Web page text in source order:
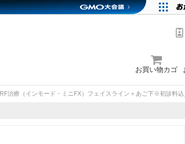
お買い物カゴ
RF治療（インモード・ミニFX）フェイスライン＋あご下※初診料